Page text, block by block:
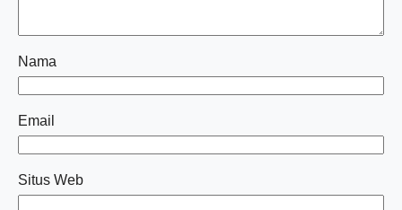
Nama
Email
Situs Web